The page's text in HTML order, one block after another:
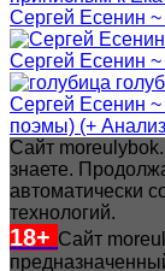
Сергей Есенин
Сергей Есенин
Сергей Есенин
поэмы) (+
Сайт
знаете.
автоматически
технологий.
18+ Сайт